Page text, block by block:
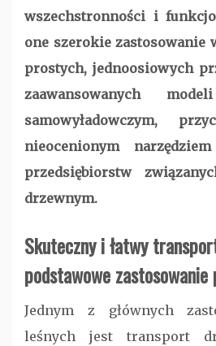
wszechstronności i
one szerokie zastosowanie
prostych, jednoosiowych
zaawansowanych
samowyładowczym,
nieocenionym
przedsiębiorstw
drzewnym.
Skuteczny i łatwy
podstawowe
Jednym z głównych
leśnych jest transport